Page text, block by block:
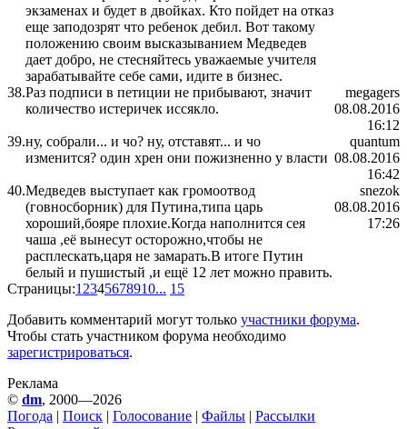
экзаменах и будет в двойках. Кто пойдет на отказ
еще заподозрят что ребенок дебил. Вот такому
положению своим высказыванием Медведев
дает добро, не стесняйтесь уважаемые учителя
зарабатывайте себе сами, идите в бизнес.
38.Раз подписи в петиции не прибывают, значит
количество истеричек иссякло.
megagers
08.08.2016
16:12
39.ну, собрали... и чо? ну, отставят... и чо
изменится? один хрен они пожизненно у власти
quantum
08.08.2016
16:42
40.Медведев выступает как громоотвод
(говносборник) для Путина,типа царь
хороший,бояре плохие.Когда наполнится сея
чаша ,её вынесут осторожно,чтобы не
расплескать,царя не замарать.В итоге Путин
белый и пушистый ,и ещё 12 лет можно править.
snezok
08.08.2016
17:26
Страницы:1 2345678910... 15
Добавить комментарий могут только участники форума.
Чтобы стать участником форума необходимо
зарегистрироваться.
Реклама
© dm, 2000—2026
Погода | Поиск | Голосование | Файлы | Рассылки